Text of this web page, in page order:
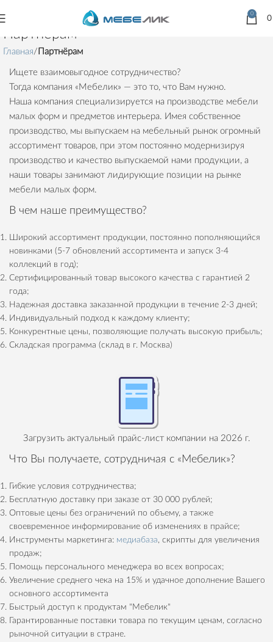
0
Партнёрам
Главная Партнёрам
Ищете взаимовыгодное сотрудничество?
Тогда компания «Мебелик» — это то, что Вам нужно.
Наша компания специализируется на производстве мебели
малых форм и предметов интерьера. Имея собственное
производство, мы выпускаем на мебельный рынок огромный
ассортимент товаров, при этом постоянно модернизируя
производство и качество выпускаемой нами продукции, а
наши товары занимают лидирующие позиции на рынке
мебели малых форм.
В чем наше преимущество?
Широкий ассортимент продукции, постоянно пополняющийся
новинками (5-7 обновлений ассортимента и запуск 3-4
коллекций в год);
Сертифицированный товар высокого качества с гарантией 2
года;
Надежная доставка заказанной продукции в течение 2-3 дней;
Индивидуальный подход к каждому клиенту;
Конкурентные цены, позволяющие получать высокую прибыль;
Складская программа (склад в г. Москва)
Загрузить актуальный прайс-лист компании на 2026 г.
Что Вы получаете, сотрудничая с «Мебелик»?
Гибкие условия сотрудничества;
Бесплатную доставку при заказе от 30 000 рублей;
Оптовые цены без ограничений по объему, а также
своевременное информирование об изменениях в прайсе;
Инструменты маркетинга: медиабаза, скрипты для увеличения
продаж;
Помощь персонального менеджера во всех вопросах;
Увеличение среднего чека на 15% и удачное дополнение Вашего
основного ассортимента
Быстрый доступ к продуктам "Мебелик"
Гарантированные поставки товара по текущим ценам, согласно
рыночной ситуации в стране.